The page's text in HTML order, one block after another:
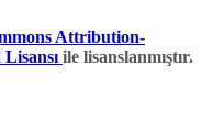
Attribution-
ile lisanslanmıştır.